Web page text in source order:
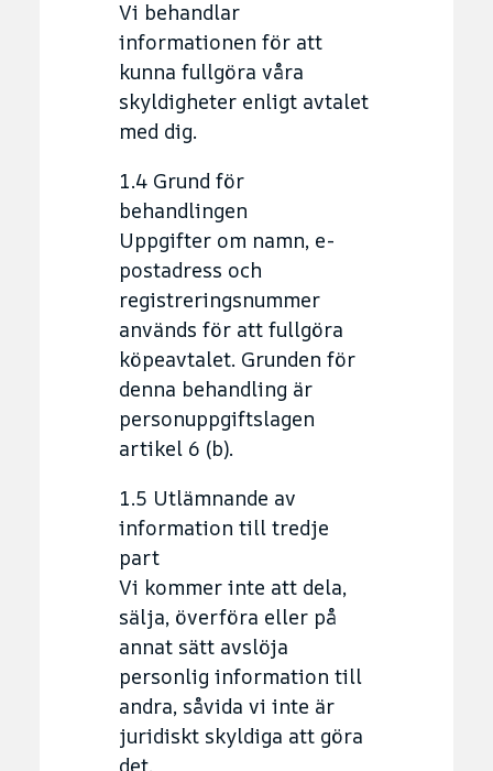
Vi behandlar
informationen för att
kunna fullgöra våra
skyldigheter enligt avtalet
med dig.
1.4 Grund för
behandlingen
Uppgifter om namn, e-
postadress och
registreringsnummer
används för att fullgöra
köpeavtalet. Grunden för
denna behandling är
personuppgiftslagen
artikel 6 (b).
1.5 Utlämnande av
information till tredje
part
Vi kommer inte att dela,
sälja, överföra eller på
annat sätt avslöja
personlig information till
andra, såvida vi inte är
juridiskt skyldiga att göra
det.